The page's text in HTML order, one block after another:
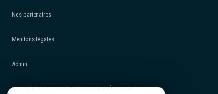
Nos partenaires
Mentions légales
Admin
POLITIQUE DE PROTECTION DES DONNÉES - RGPD